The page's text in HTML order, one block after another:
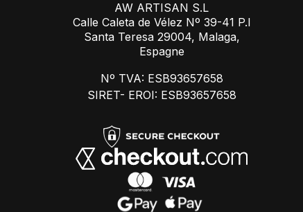
AW ARTISAN S.L
Calle Caleta de Vélez Nº 39-41 P.I
Santa Teresa 29004, Malaga,
Espagne
Nº TVA: ESB93657658
SIRET- EROI: ESB93657658